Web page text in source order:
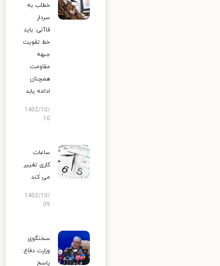
خطاب به
سردار
قاآنی: باید
خط تقویت
جبهه
مقاومت
همچنان
ادامه یابد
1402/10/
10
ساعات
کاری تغییر
می‌ کند
1402/10/
09
سخنگوی
وزارت دفاع:
پاسخ